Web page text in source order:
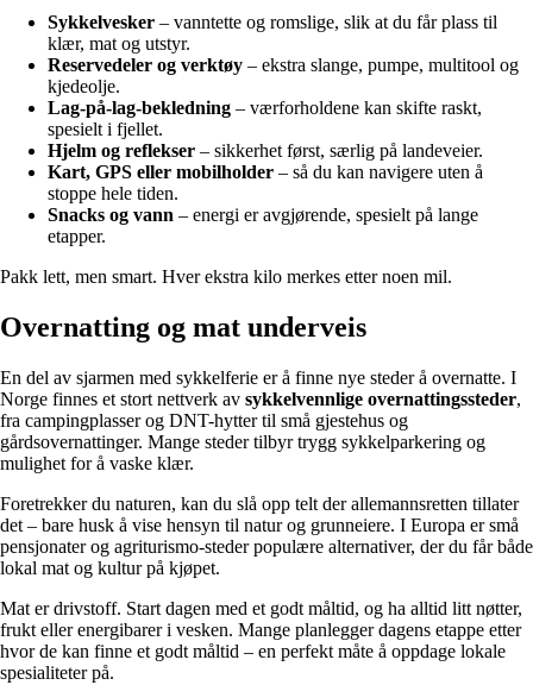
Sykkelvesker – vanntette og romslige, slik at du får plass til
klær, mat og utstyr.
Reservedeler og verktøy – ekstra slange, pumpe, multitool og
kjedeolje.
Lag-på-lag-bekledning – værforholdene kan skifte raskt,
spesielt i fjellet.
Hjelm og reflekser – sikkerhet først, særlig på landeveier.
Kart, GPS eller mobilholder – så du kan navigere uten å
stoppe hele tiden.
Snacks og vann – energi er avgjørende, spesielt på lange
etapper.
Pakk lett, men smart. Hver ekstra kilo merkes etter noen mil.
Overnatting og mat underveis
En del av sjarmen med sykkelferie er å finne nye steder å overnatte. I
Norge finnes et stort nettverk av sykkelvennlige overnattingssteder,
fra campingplasser og DNT-hytter til små gjestehus og
gårdsovernattinger. Mange steder tilbyr trygg sykkelparkering og
mulighet for å vaske klær.
Foretrekker du naturen, kan du slå opp telt der allemannsretten tillater
det – bare husk å vise hensyn til natur og grunneiere. I Europa er små
pensjonater og agriturismo-steder populære alternativer, der du får både
lokal mat og kultur på kjøpet.
Mat er drivstoff. Start dagen med et godt måltid, og ha alltid litt nøtter,
frukt eller energibarer i vesken. Mange planlegger dagens etappe etter
hvor de kan finne et godt måltid – en perfekt måte å oppdage lokale
spesialiteter på.